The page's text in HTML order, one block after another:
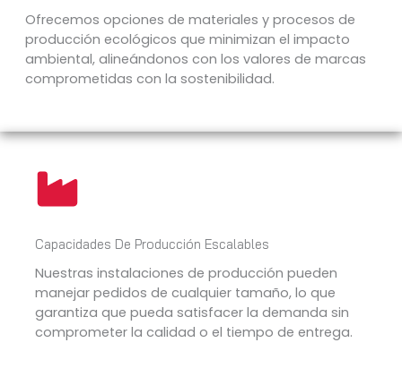
Ofrecemos opciones de materiales y procesos de
producción ecológicos que minimizan el impacto
ambiental, alineándonos con los valores de marcas
comprometidas con la sostenibilidad.
Capacidades De Producción Escalables
Nuestras instalaciones de producción pueden
manejar pedidos de cualquier tamaño, lo que
garantiza que pueda satisfacer la demanda sin
comprometer la calidad o el tiempo de entrega.